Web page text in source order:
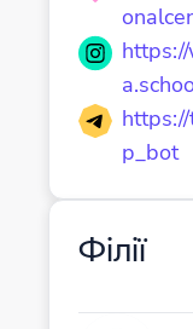
p_bot
Філії